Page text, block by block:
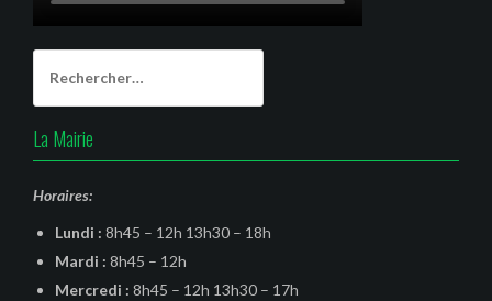
La Mairie
Horaires:
Lundi : 8h45 – 12h 13h30 – 18h
Mardi : 8h45 – 12h
Mercredi : 8h45 – 12h 13h30 – 17h